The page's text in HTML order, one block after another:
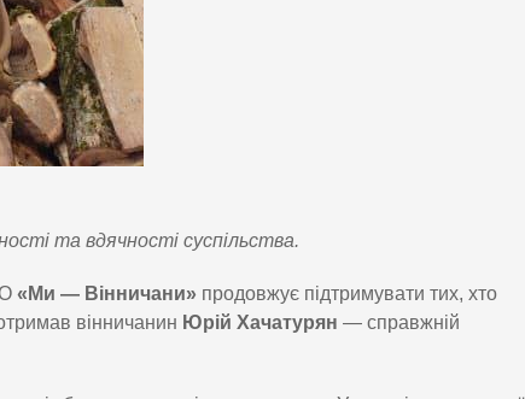
та вдячності суспільства.
«Ми — Вінничани» продовжує підтримувати тих, хто
вінничанин Юрій Хачатурян — справжній